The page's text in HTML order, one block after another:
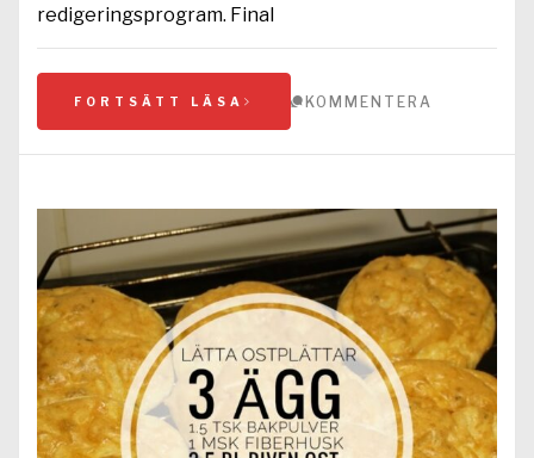
redigeringsprogram. Final
FORTSÄTT LÄSA KOMMENTERA